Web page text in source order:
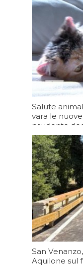
Salute
vara le
prudente
07/08/2026
San
Aquilone sul